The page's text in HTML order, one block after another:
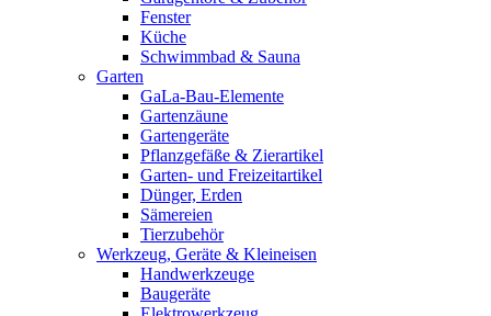
Fenster
Küche
Schwimmbad & Sauna
Garten
GaLa-Bau-Elemente
Gartenzäune
Gartengeräte
Pflanzgefäße & Zierartikel
Garten- und Freizeitartikel
Dünger, Erden
Sämereien
Tierzubehör
Werkzeug, Geräte & Kleineisen
Handwerkzeuge
Baugeräte